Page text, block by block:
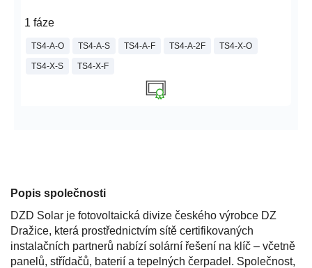
1 fáze
TS4-A-O TS4-A-S TS4-A-F TS4-A-2F TS4-X-O
TS4-X-S TS4-X-F
Popis společnosti
DZD Solar je fotovoltaická divize českého výrobce DZ
Dražice, která prostřednictvím sítě certifikovaných
instalačních partnerů nabízí solární řešení na klíč – včetně
panelů, střídačů, baterií a tepelných čerpadel. Společnost,